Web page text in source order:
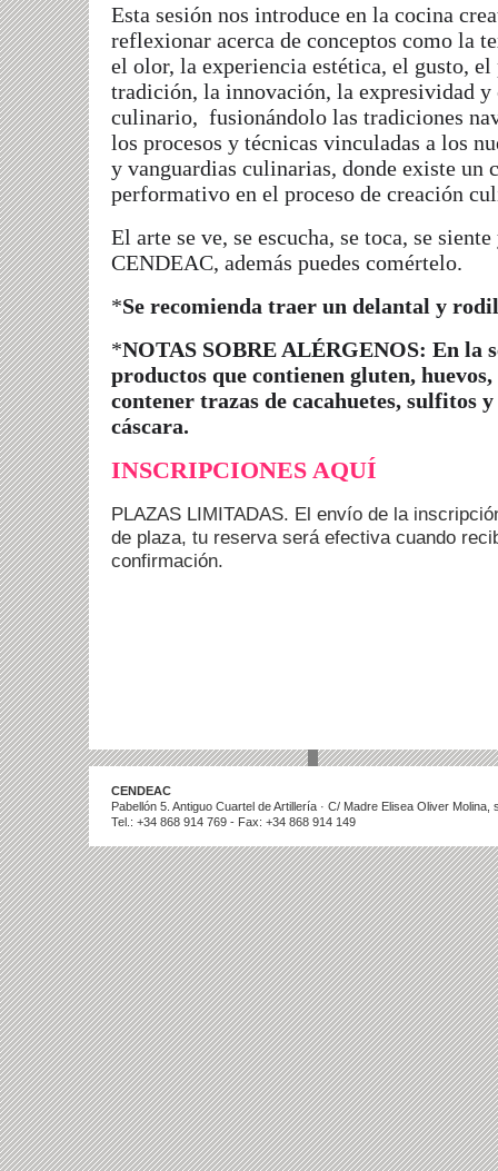
Esta sesión nos introduce en la cocina
reflexionar acerca de conceptos como la
el olor, la experiencia estética, el gusto,
tradición, la innovación, la expresividad y
culinario, fusionándolo las tradiciones
los procesos y técnicas vinculadas a los
y vanguardias culinarias, donde existe un
performativo en el proceso de creación
El arte se ve, se escucha, se toca, se
CENDEAC, además puedes comértelo.
*Se recomienda traer un delantal y
*NOTAS SOBRE ALÉRGENOS: En la
productos que contienen gluten,
contener trazas de cacahuetes, sulfitos
cáscara.
INSCRIPCIONES AQUÍ
PLAZAS LIMITADAS. El envío de la
de plaza, tu reserva será efectiva cuando
confirmación.
CENDEAC
Pabellón 5. Antiguo Cuartel de Artillería · C/ Madre Elisea Oliver
Tel.: +34 868 914 769 - Fax: +34 868 914 149